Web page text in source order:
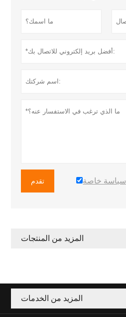
تقدم سياسة خاصة
المزيد من المنتجات
المزيد من الخدمات